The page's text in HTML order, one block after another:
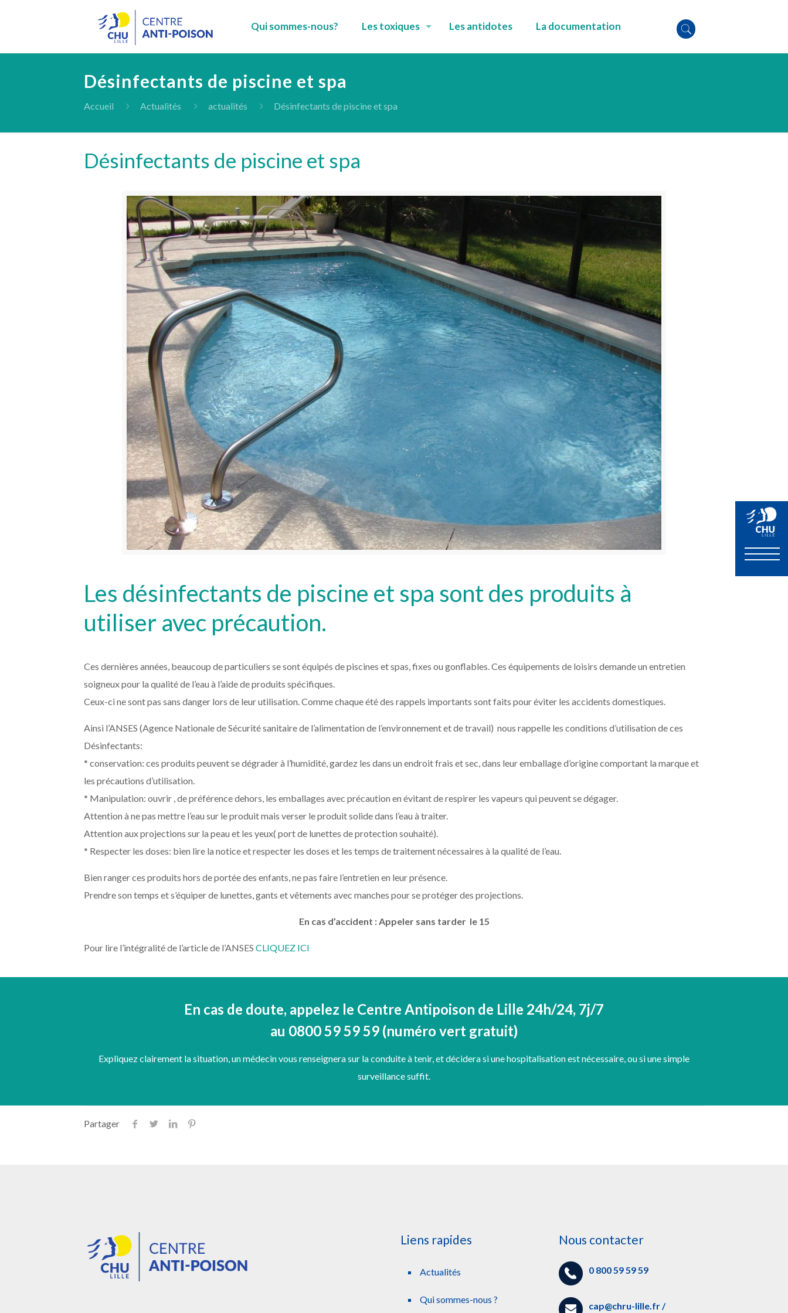
Qui sommes-nous? Les toxiques Les antidotes La documentation
Désinfectants de piscine et spa
Accueil Actualités actualités Désinfectants de piscine et spa
Désinfectants de piscine et spa
Les désinfectants de piscine et spa sont des produits à
utiliser avec précaution.
Ces dernières années, beaucoup de particuliers se sont équipés de piscines et spas, fixes ou gonflables. Ces équipements de loisirs demande un entretien
soigneux pour la qualité de l’eau à l’aide de produits spécifiques.
Ceux-ci ne sont pas sans danger lors de leur utilisation. Comme chaque été des rappels importants sont faits pour éviter les accidents domestiques.
Ainsi l’ANSES (Agence Nationale de Sécurité sanitaire de l’alimentation de l’environnement et de travail) nous rappelle les conditions d’utilisation de ces
Désinfectants:
* conservation: ces produits peuvent se dégrader à l’humidité, gardez les dans un endroit frais et sec, dans leur emballage d’origine comportant la marque et
les précautions d’utilisation.
* Manipulation: ouvrir , de préférence dehors, les emballages avec précaution en évitant de respirer les vapeurs qui peuvent se dégager.
Attention à ne pas mettre l’eau sur le produit mais verser le produit solide dans l’eau à traiter.
Attention aux projections sur la peau et les yeux( port de lunettes de protection souhaité).
* Respecter les doses: bien lire la notice et respecter les doses et les temps de traitement nécessaires à la qualité de l’eau.
Bien ranger ces produits hors de portée des enfants, ne pas faire l’entretien en leur présence.
Prendre son temps et s’équiper de lunettes, gants et vêtements avec manches pour se protéger des projections.
En cas d’accident : Appeler sans tarder le 15
Pour lire l’intégralité de l’article de l’ANSES CLIQUEZ ICI
En cas de doute, appelez le Centre Antipoison de Lille 24h/24, 7j/7
au 0800 59 59 59 (numéro vert gratuit)
Expliquez clairement la situation, un médecin vous renseignera sur la conduite à tenir, et décidera si une hospitalisation est nécessaire, ou si une simple
surveillance suffit.
Partager
Liens rapides
Actualités
Qui sommes-nous ?
Nous contacter
0 800 59 59 59
cap@chru-lille.fr/